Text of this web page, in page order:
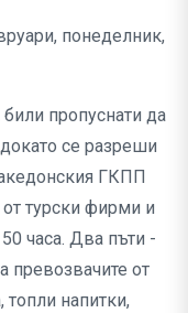
понеделник,
пропуснати да
се разреши
ГКПП
турски фирми и
часа. Два пъти -
превозвачите от
напитки,